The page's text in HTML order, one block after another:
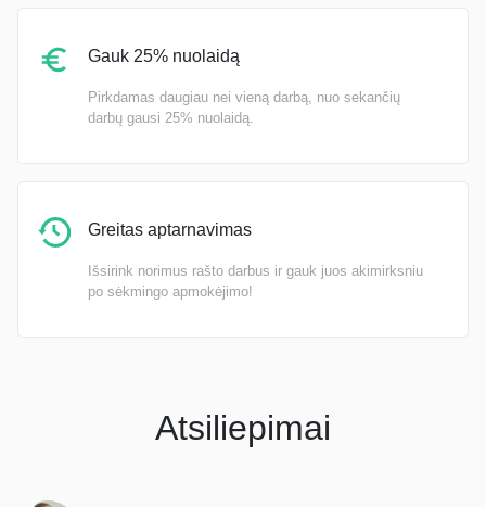
Gauk 25% nuolaidą
Pirkdamas daugiau nei vieną darbą, nuo sekančių
darbų gausi 25% nuolaidą.
Greitas aptarnavimas
Išsirink norimus rašto darbus ir gauk juos akimirksniu
po sėkmingo apmokėjimo!
Atsiliepimai